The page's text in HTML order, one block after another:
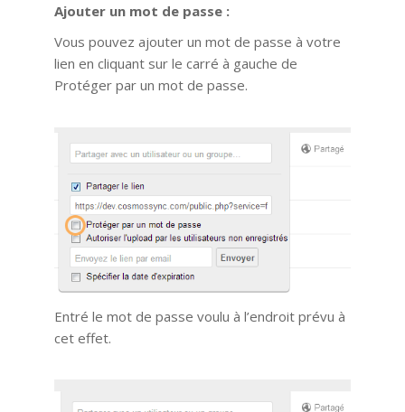
Ajouter un mot de passe :
Vous pouvez ajouter un mot de passe à votre
lien en cliquant sur le carré à gauche de
Protéger par un mot de passe.
Entré le mot de passe voulu à l’endroit prévu à
cet effet.